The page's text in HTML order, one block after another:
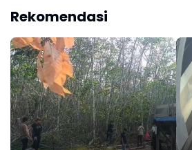
Bertanggung Jawab
Rekomendasi